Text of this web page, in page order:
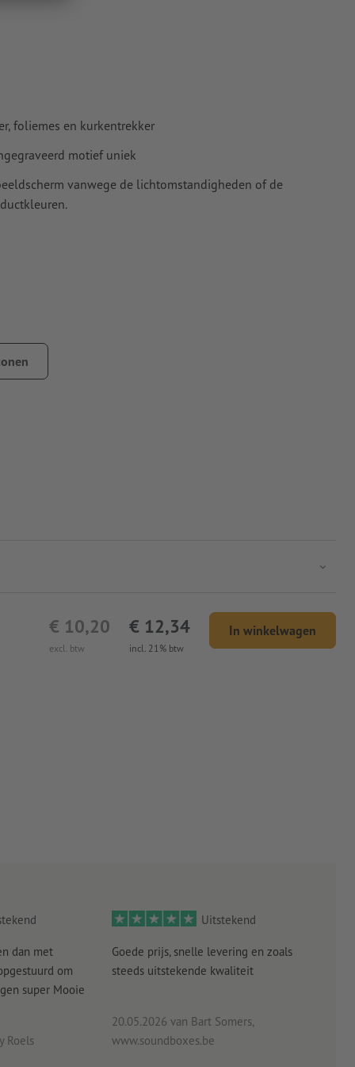
foliemes en kurkentrekker
motief uniek
vanwege de lichtomstandigheden of de
excl. btw
€ 10,20
incl. 21% btw
€ 12,34 In winkelwagen
dan met
om
super Mooie
Roels
Uitstekend
Goede prijs, snelle levering en zoals
steeds uitstekende kwaliteit
20.05.2026 van Bart Somers,
www.soundboxes.be